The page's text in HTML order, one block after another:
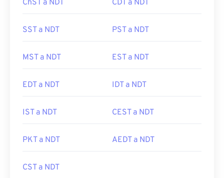
ChST a NDT CDT a NDT
SST a NDT PST a NDT
MST a NDT EST a NDT
EDT a NDT IDT a NDT
IST a NDT CEST a NDT
PKT a NDT AEDT a NDT
CST a NDT